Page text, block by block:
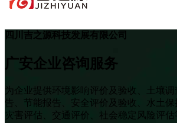
四川吉之源科技发展有限公司
广安企业咨询服务
为企业提供环境影响评价及验收、土壤
告、节能报告、安全评价及验收、水土
灾害评估、交通评价、社会稳定风险评估